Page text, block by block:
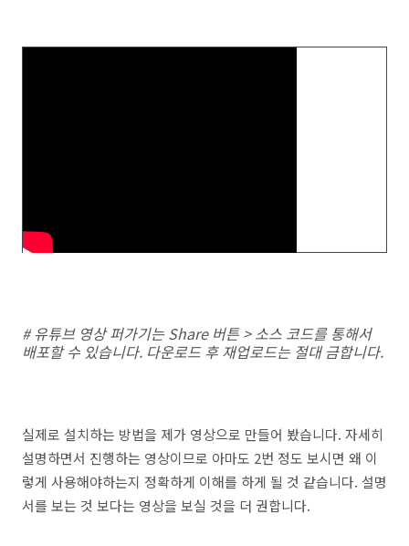
# 유튜브 영상 퍼가기는 Share 버튼 > 소스 코드를 통해서
배포할 수 있습니다. 다운로드 후 재업로드는 절대 금합니다.
실제로 설치하는 방법을 제가 영상으로 만들어 봤습니다. 자세히
설명하면서 진행하는 영상이므로 아마도 2번 정도 보시면 왜 이
렇게 사용해야하는지 정확하게 이해를 하게 될 것 같습니다. 설명
서를 보는 것 보다는 영상을 보실 것을 더 권합니다.